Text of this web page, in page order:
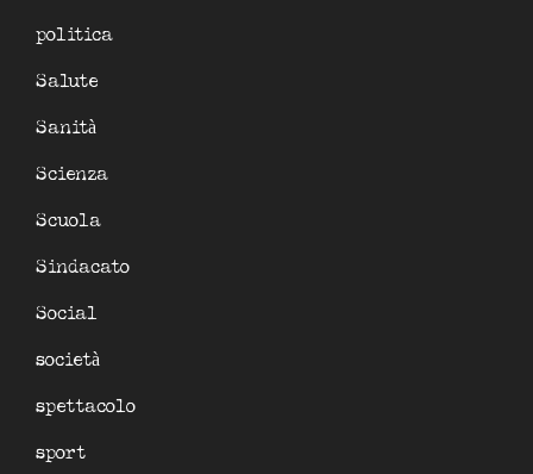
politica
Salute
Sanità
Scienza
Scuola
Sindacato
Social
società
spettacolo
sport